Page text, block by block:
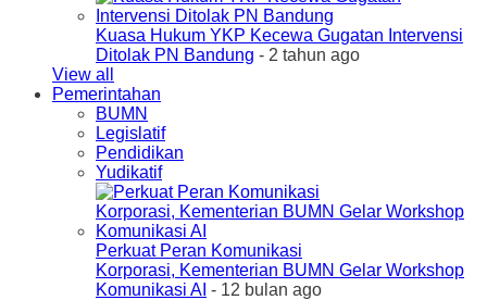
Kuasa Hukum YKP Kecewa Gugatan Intervensi
Ditolak PN Bandung - 2 tahun ago
View all
Pemerintahan
BUMN
Legislatif
Pendidikan
Yudikatif
Perkuat Peran Komunikasi
Korporasi, Kementerian BUMN Gelar Workshop
Komunikasi AI - 12 bulan ago